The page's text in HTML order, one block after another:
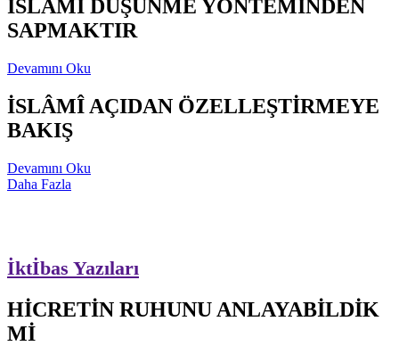
İSLAMİ DÜŞÜNME YÖNTEMİNDEN
SAPMAKTIR
Devamını Oku
İSLÂMÎ AÇIDAN ÖZELLEŞTİRMEYE
BAKIŞ
Devamını Oku
Daha Fazla
İktİbas Yazıları
HİCRETİN RUHUNU ANLAYABİLDİK
Mİ